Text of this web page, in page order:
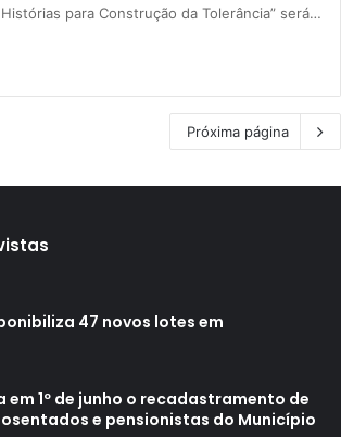
para Construção da Tolerância” será…
Próxima página
47 novos lotes em
em 1º de junho o recadastramento de
e pensionistas do Município